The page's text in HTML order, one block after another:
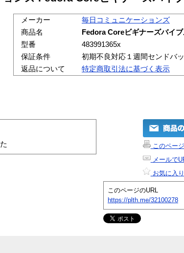
メーカー
毎日コミュニケーションズ
商品名
Fedora Coreビギナーズバイ
型番
483991365x
保証条件
初期不良対応１週間センドバ
返品について
特定商取引法に基づく表示
このペー
メールで
お気に入
このページのURL
https://plth.me/32100278